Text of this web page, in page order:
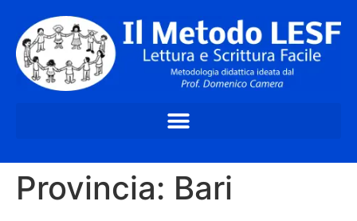
Provincia: Bari